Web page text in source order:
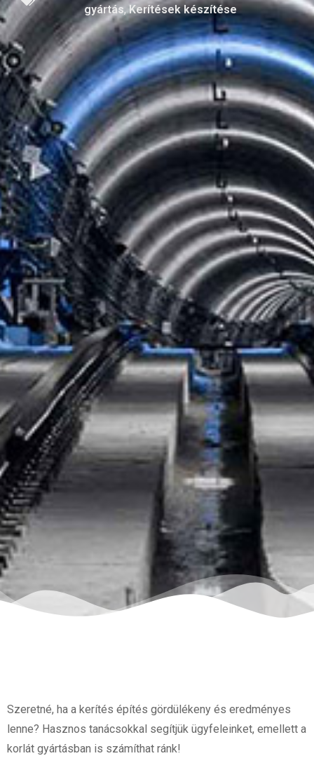
gyártás,Kerítések készítése
Szeretné, ha a kerítés építés gördülékeny és eredményes
lenne? Hasznos tanácsokkal segítjük ügyfeleinket, emellett a
korlát gyártásban is számíthat ránk!